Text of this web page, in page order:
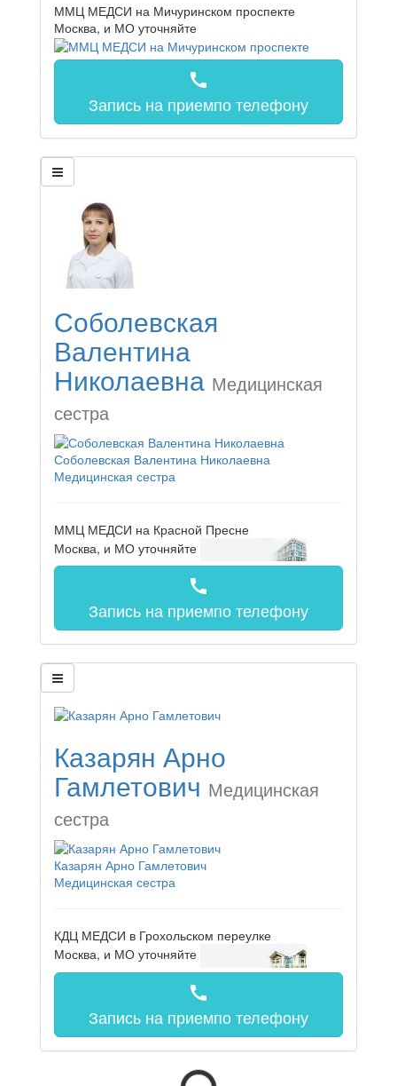
ММЦ МЕДСИ на Мичуринском проспекте
Москва, и МО уточняйте
call
Запись на приемпо телефону
Соболевская
Валентина
Николаевна Медицинская
сестра
Соболевская Валентина Николаевна
Медицинская сестра
ММЦ МЕДСИ на Красной Пресне
Москва, и МО уточняйте
call
Запись на приемпо телефону
Казарян Арно
Гамлетович Медицинская
сестра
Казарян Арно Гамлетович
Медицинская сестра
КДЦ МЕДСИ в Грохольском переулке
Москва, и МО уточняйте
call
Запись на приемпо телефону